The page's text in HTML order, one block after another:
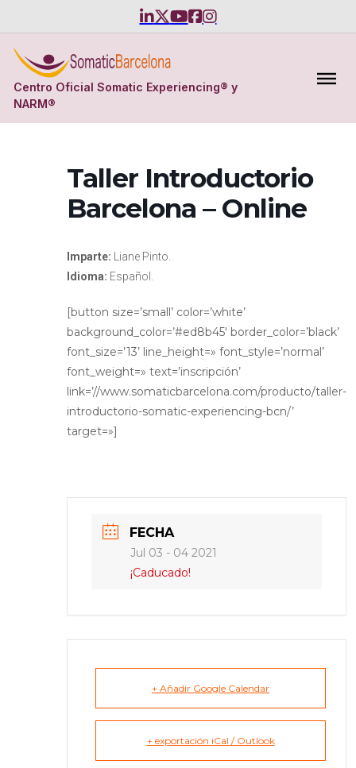
Centro Oficial Somatic Experiencing® y
NARM®
Taller Introductorio
Barcelona – Online
Imparte: Liane Pinto.
Idioma: Español.
[button size=’small’ color=’white’
background_color=’#ed8b45′ border_color=’black’
font_size=’13’ line_height=» font_style=’normal’
font_weight=» text=’inscripción’
link=’//www.somaticbarcelona.com/producto/taller-
introductorio-somatic-experiencing-bcn/’
target=»]
FECHA
Jul 03 - 04 2021
¡Caducado!
+ Añadir Google Calendar
+ exportación iCal / Outlook